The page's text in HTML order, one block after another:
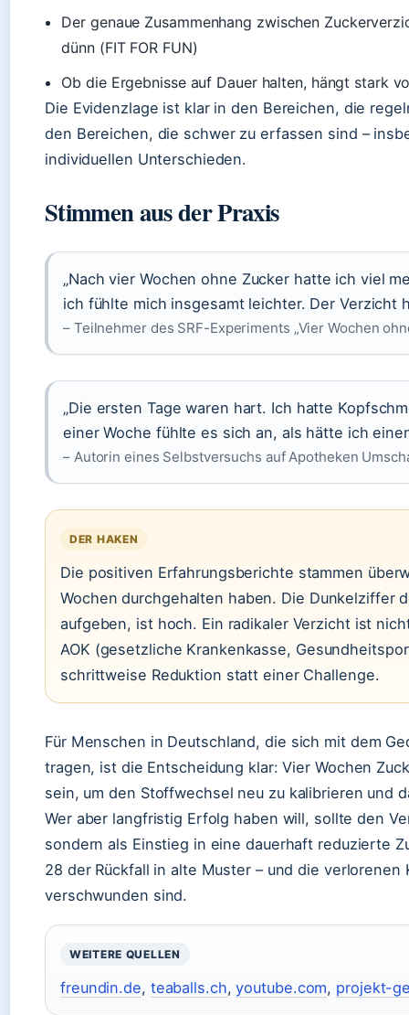
Der genaue Zusammenhang zwischen
dünn (FIT FOR FUN)
Ob die Ergebnisse auf Dauer halten, hängt stark
Die Evidenzlage ist klar in den Bereichen, die
den Bereichen, die schwer zu erfassen sind –
individuellen Unterschieden.
Stimmen aus der Praxis
„Nach vier Wochen ohne Zucker hatte ich viel
ich fühlte mich insgesamt leichter. Der Verzicht
– Teilnehmer des SRF-Experiments „Vier Wochen
„Die ersten Tage waren hart. Ich hatte
einer Woche fühlte es sich an, als hätte ich
– Autorin eines Selbstversuchs auf Apotheken
DER HAKEN
Die positiven Erfahrungsberichte stammen
Wochen durchgehalten haben. Die Dunkelziffer
aufgeben, ist hoch. Ein radikaler Verzicht ist
AOK (gesetzliche Krankenkasse,
schrittweise Reduktion statt einer Challenge.
Für Menschen in Deutschland, die sich mit dem
tragen, ist die Entscheidung klar: Vier Wochen
sein, um den Stoffwechsel neu zu kalibrieren und
Wer aber langfristig Erfolg haben will, sollte den
sondern als Einstieg in eine dauerhaft reduzierte
28 der Rückfall in alte Muster – und die
verschwunden sind.
WEITERE QUELLEN
freundin.de, teaballs.ch,youtube.com, projekt-